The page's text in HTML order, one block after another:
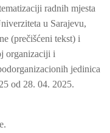
radnih mjesta
u Sarajevu,
(prečišćeni tekst) i
organizaciji i
jedinica
od 28. 04. 2025.